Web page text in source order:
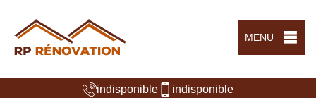
MENU
indisponible
indisponible